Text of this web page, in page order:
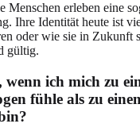
Menschen erleben eine
Ihre Identität heute ist
oder wie sie in Zukunft
gültig.
wenn ich mich zu
fühle als zu